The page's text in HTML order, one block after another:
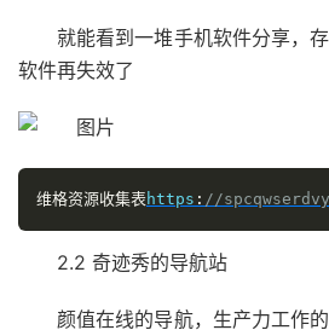
就能看到一堆手机软件分享，
软件再失效了
维格资源收集表https : //
2.2 奇迹秀的导航站
颜值在线的导航，生产力工作